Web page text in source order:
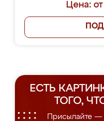
Цена:
ЕСТЬ
ТОГО,
Присылайте